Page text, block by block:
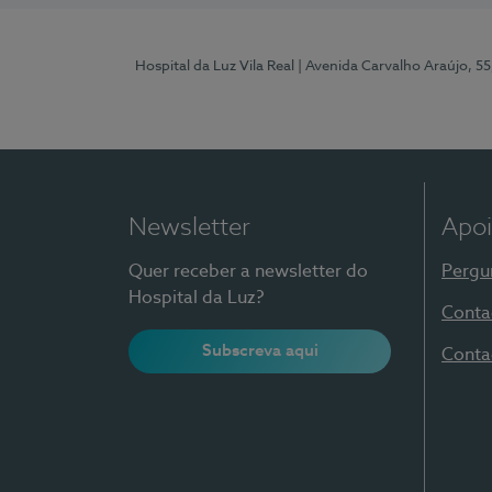
Hospital da Luz Vila Real | Avenida Carvalho Araújo,
Newsletter
Quer receber a newsletter do
Hospital da Luz?
Subscreva aqui